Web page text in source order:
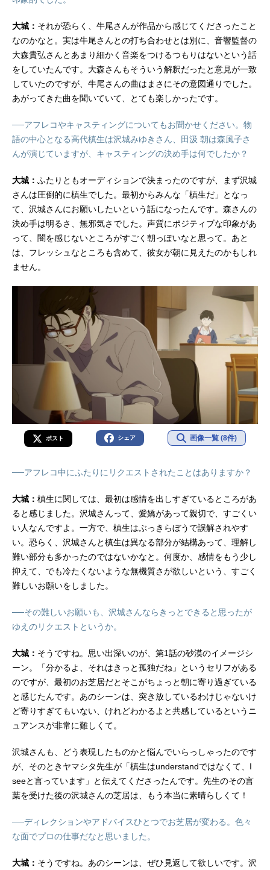
大城： それが恐らく、牛尾さんが作品から感じてくださったこと
なのかなと。実は牛尾さんとの打ち合わせとは別に、音響監督の
大森貴弘さんとあまり細かく音楽をつけるつもりはないという話
をしていたんです。大森さんもそういう解釈だったと意見が一致
していたのですが、牛尾さんの曲はまさにその意図通りでした。
あがってきた曲を聞いていて、とても楽しかったです。
──アフレコやキャスティングについてもお聞かせください。物
語の中心となる高代槙生は沢城みゆきさん、田汲 朝は森風子さ
んが演じていますが、キャスティングの決め手は何でしたか？
大城： ふたりともオーディションで決まったのですが、まず沢城
さんは圧倒的に槙生でした。最初からみんな「槙生だ」となっ
て、沢城さんにお願いしたいという話になったんです。森さんの
決め手は明るさ、無邪気さでした。声質にポジティブな印象があ
って、闇を感じないところがすごく朝っぽいなと思って。あと
は、フレッシュなところも含めて、彼女が朝に見えたのかもしれ
ません。
ポスト シェア 画像一覧 (8件)
──アフレコ中にふたりにリクエストされたことはありますか？
大城： 槙生に関しては、最初は感情を出しすぎているところがあ
ると感じました。沢城さんって、愛嬌があって親切で、すごくい
い人なんですよ。一方で、槙生はぶっきらぼうで誤解されやす
い。恐らく、沢城さんと槙生は異なる部分が結構あって、理解し
難い部分も多かったのではないかなと。何度か、感情をもう少し
抑えて、でも冷たくないような無機質さが欲しいという、すごく
難しいお願いをしました。
──その難しいお願いも、沢城さんならきっとできると思ったが
ゆえのリクエストというか。
大城： そうですね。思い出深いのが、第1話の砂漠のイメージシ
ーン。「分かるよ、それはきっと孤独だね」というセリフがある
のですが、最初のお芝居だとそこがちょっと朝に寄り過ぎている
と感じたんです。あのシーンは、突き放しているわけじゃないけ
ど寄りすぎてもいない、けれどわかるよと共感しているというニ
ュアンスが非常に難しくて。
沢城さんも、どう表現したものかと悩んでいらっしゃったのです
が、そのときヤマシタ先生が「槙生はunderstandではなくて、I
seeと言っています」と伝えてくださったんです。先生のその言
葉を受けた後の沢城さんの芝居は、もう本当に素晴らしくて！
──ディレクションやアドバイスひとつでお芝居が変わる。色々
な面でプロの仕事だなと思いました。
大城： そうですね。あのシーンは、ぜひ見返して欲しいです。沢